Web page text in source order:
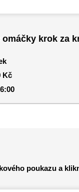
krok za
Kč
poukazu a